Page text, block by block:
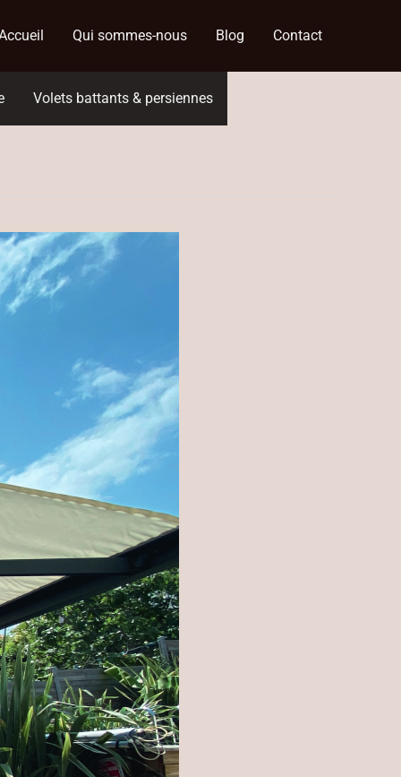
Qui sommes-nous Blog Contact
Volets battants & persiennes